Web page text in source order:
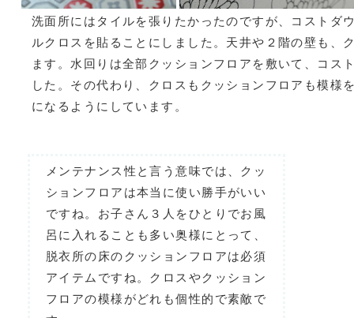
洗面所にはタイルを張りたかったのですが、コストダ
ルクロスを貼ることにしました。天井や２階の壁も、
ます。水回りは全部クッションフロアを敷いて、コス
した。その代わり、クロスもクッションフロアも模様
になるようにしています。
メンテナンス性と言う意味では、クッ
ションフロアは本当に使い勝手がいい
ですね。お子さん３人をひとりでお風
呂に入れることも多い奥様にとって、
脱衣所の床のクッションフロアは必須
アイテムですね。クロスやクッション
フロアの模様がどれも個性的で素敵で